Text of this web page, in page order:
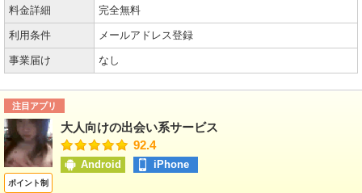
料金詳細 完全無料
利用条件 メールアドレス登録
事業届け なし
注目アプリ
ポイント制
大人向けの出会い系サービス
92.4
Android iPhone